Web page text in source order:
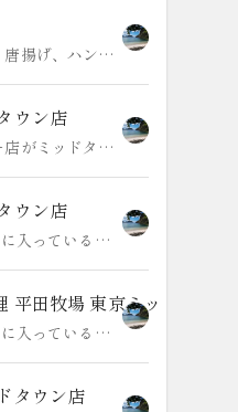
和風創作料理居酒屋。唐揚げ、ハンバーグほか 1000 円のランチがいろいろ。全体的に美味いのだが、たまに「なんでこの組み合わせしようと思ったの！？」という感じの不思議な創作料理が出てきて刺激的。ペイペイ使えます。
ウン店
上野で大人気のカレー店がミッドタウンにもあった。ミッドタウンセット 1300 円くらいほか。タンドリーチキンなどとても美味しいがとても辛い。
ウン店
ミッドタウン地下 1F に入っている親子丼店。親子丼 900 円くらい。名古屋コーチンがこりこりしててやみつきになる。
平田牧場 東京ミッドタウン店
ミッドタウン地下 1F に入っているとんかつ店。14:00 過ぎに行くと 1000 円くらいでとんかつ定食をいただける。肉はとても薄いがまぁ美味しい。
タウン店